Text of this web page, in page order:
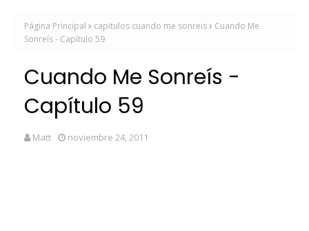
Página Principal capitulos cuando me sonreis
Cuando Me
Sonreís - Capítulo 59
Cuando Me Sonreís -
Capítulo 59
Matt noviembre 24, 2011